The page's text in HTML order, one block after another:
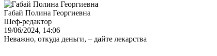
Габай Полина Георгиевна
Шеф-редактор
19/06/2024, 14:06
Неважно, откуда деньги, – дайте лекарства